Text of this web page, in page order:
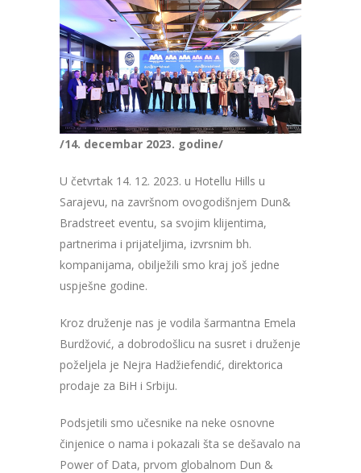
/14. decembar 2023. godine/
U četvrtak 14. 12. 2023. u Hotellu Hills u
Sarajevu, na završnom ovogodišnjem Dun&
Bradstreet eventu, sa svojim klijentima,
partnerima i prijateljima, izvrsnim bh.
kompanijama, obilježili smo kraj još jedne
uspješne godine.
Kroz druženje nas je vodila šarmantna Emela
Burdžović, a dobrodošlicu na susret i druženje
poželjela je Nejra Hadžiefendić, direktorica
prodaje za BiH i Srbiju.
Podsjetili smo učesnike na neke osnovne
činjenice o nama i pokazali šta se dešavalo na
Power of Data, prvom globalnom Dun &